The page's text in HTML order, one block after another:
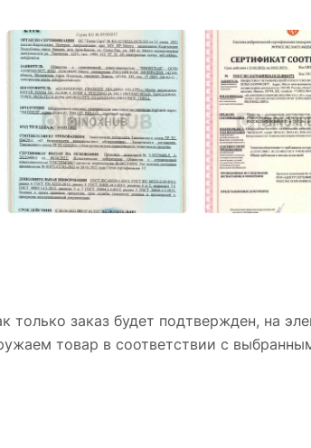
заказ будет подтвержден, на
товар в соответствии с